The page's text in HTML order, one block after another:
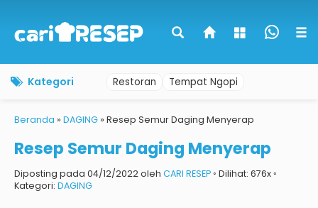
Kategori Restoran Tempat Ngopi
Beranda » DAGING» Resep Semur Daging Menyerap
Resep Semur Daging Menyerap
Diposting pada 04/12/2022 oleh CARI RESEP◦ Dilihat: 676x ◦
Kategori: DAGING